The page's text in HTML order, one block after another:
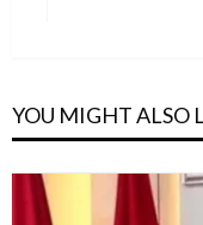
YOU MIGHT ALSO